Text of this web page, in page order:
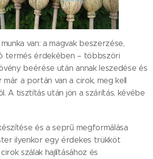
van: a magvak beszerzése,
termés érdekében – többszöri
beérése után annak leszedése és
már a portán van a cirok, meg kell
A tisztítás után jön a szárítás, kévébe
és a seprű megformálása
ilyenkor egy érdekes trükköt
szálak hajlításához és